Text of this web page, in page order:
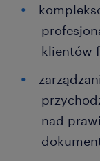
klientów
nad